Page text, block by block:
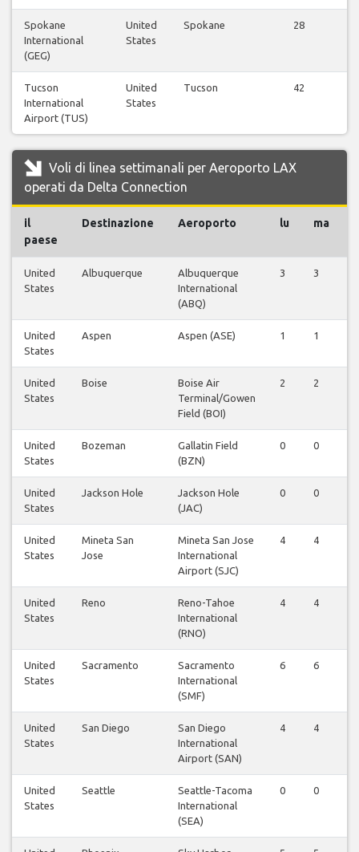
Spokane
International
(GEG)
United
States
Spokane 28
Tucson
International
Airport (TUS)
United
States
Tucson 42
Voli di linea settimanali per Aeroporto LAX
operati da Delta Connection
il
paese
Destinazione Aeroporto lu ma
United
States
Albuquerque
Albuquerque
International
(ABQ)
3 3
United
States
Aspen Aspen (ASE) 1 1
United
States
Boise
Boise Air
Terminal/Gowen
Field (BOI)
2 2
United
States
Bozeman
Gallatin Field
(BZN)
0 0
United
States
Jackson Hole
Jackson Hole
(JAC)
0 0
United
States
Mineta San
Jose
Mineta San Jose
International
Airport (SJC)
4 4
United
States
Reno
Reno-Tahoe
International
(RNO)
4 4
United
States
Sacramento
Sacramento
International
(SMF)
6 6
United
States
San Diego
San Diego
International
Airport (SAN)
4 4
United
States
Seattle
Seattle-Tacoma
International
(SEA)
0 0